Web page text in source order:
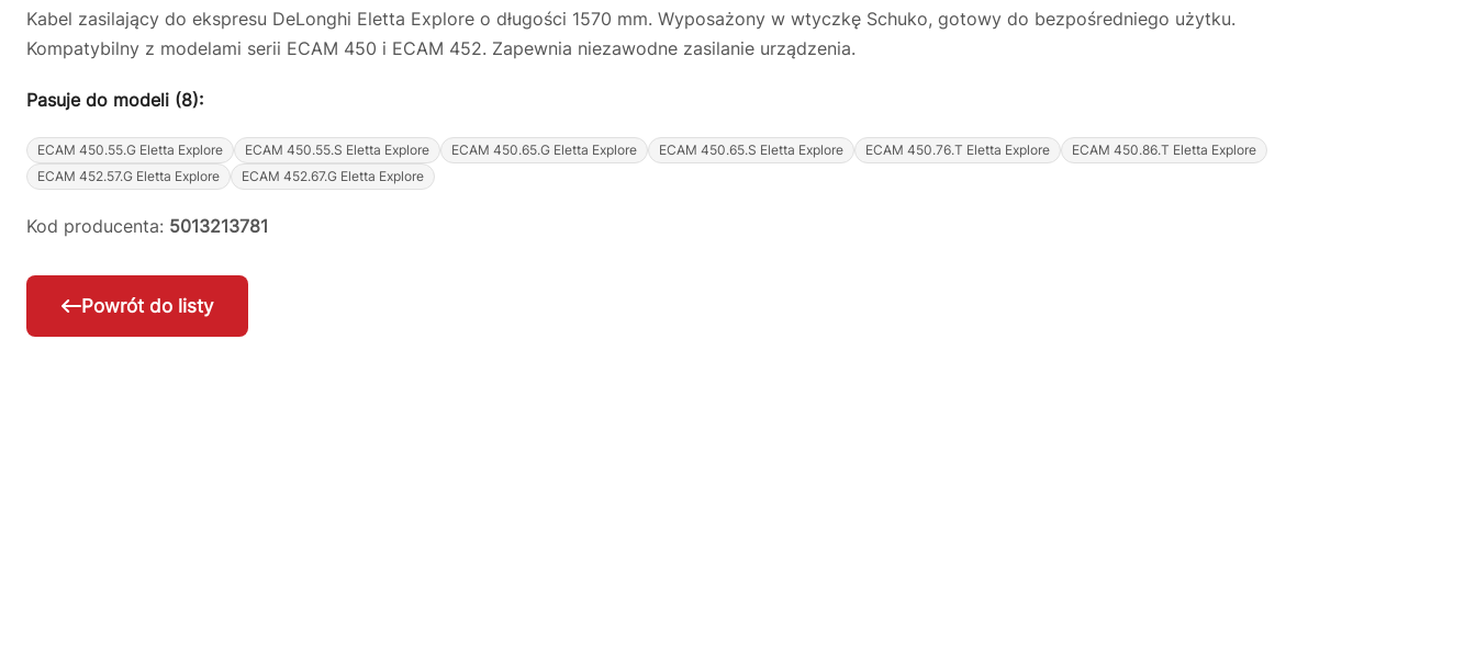
Kabel zasilający do ekspresu DeLonghi Eletta Explore o długości 1570 mm. Wyposażony w wtyczkę Schuko, gotowy do bezpośredniego użytku.
Kompatybilny z modelami serii ECAM 450 i ECAM 452. Zapewnia niezawodne zasilanie urządzenia.
Pasuje do modeli (8):
ECAM 450.55.G Eletta Explore ECAM 450.55.S Eletta Explore ECAM 450.65.G Eletta Explore ECAM 450.65.S Eletta Explore ECAM 450.76.T Eletta Explore
ECAM 450.86.T Eletta Explore
ECAM 452.57.G Eletta Explore
ECAM 452.67.G Eletta Explore
Kod producenta: 5013213781
Powrót do listy
Justyna — konsultant AI